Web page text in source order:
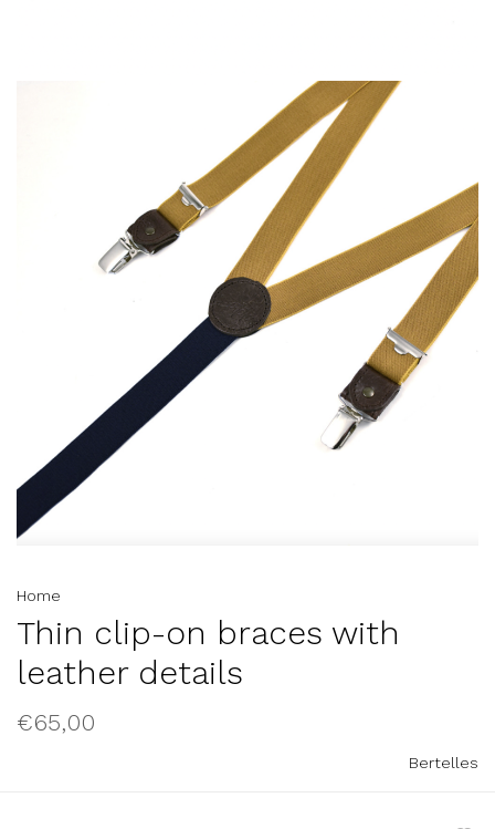
Home
Thin clip-on braces with
leather details
€65,00
Bertelles